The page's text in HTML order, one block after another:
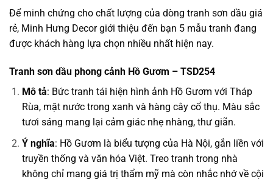
Để minh chứng cho chất lượng của dòng tranh sơn dầu giá
rẻ, Minh Hưng Decor giới thiệu đến bạn 5 mẫu tranh đang
được khách hàng lựa chọn nhiều nhất hiện nay.
Tranh sơn dầu phong cảnh Hồ Gươm – TSD254
Mô tả: Bức tranh tái hiện hình ảnh Hồ Gươm với Tháp
Rùa, mặt nước trong xanh và hàng cây cổ thụ. Màu sắc
tươi sáng mang lại cảm giác nhẹ nhàng, thư giãn.
Ý nghĩa: Hồ Gươm là biểu tượng của Hà Nội, gắn liền với
truyền thống và văn hóa Việt. Treo tranh trong nhà
không chỉ mang giá trị thẩm mỹ mà còn nhắc nhớ về cội